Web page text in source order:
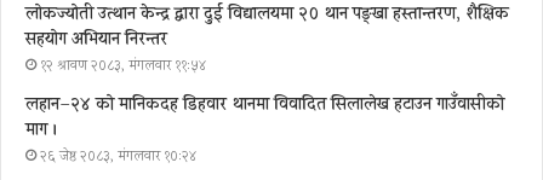
लोकज्योती उत्थान केन्द्र द्वारा दुई विद्यालयमा २० थान पङ्खा हस्तान्तरण, शैक्षिक
सहयोग अभियान निरन्तर
१२ श्रावण २०८३, मंगलवार ११:५४
लहान–२४ को मानिकदह डिहवार थानमा विवादित सिलालेख हटाउन गाउँवासीको
माग ।
२६ जेष्ठ २०८३, मंगलवार १०:२४